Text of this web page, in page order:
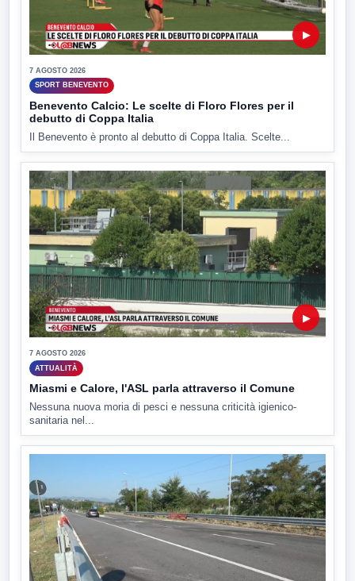
▶
7 AGOSTO 2026
SPORT BENEVENTO
Benevento Calcio: Le scelte di Floro Flores per il
debutto di Coppa Italia
Il Benevento è pronto al debutto di Coppa Italia. Scelte...
▶
7 AGOSTO 2026
ATTUALITÀ
Miasmi e Calore, l'ASL parla attraverso il Comune
Nessuna nuova moria di pesci e nessuna criticità igienico-
sanitaria nel...